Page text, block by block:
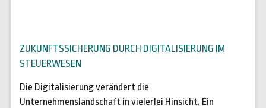
ZUKUNFTSSICHERUNG DURCH DIGITALISIERUNG IM
STEUERWESEN
Die Digitalisierung verändert die
Unternehmenslandschaft in vielerlei Hinsicht. Ein